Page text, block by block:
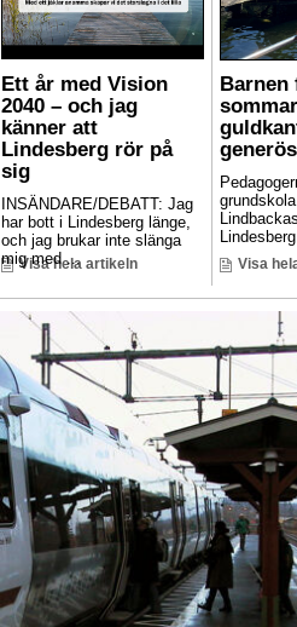
Ett år med Vision
2040 – och jag
känner att
Lindesberg rör på
sig
INSÄNDARE/DEBATT: Jag
har bott i Lindesberg länge,
och jag brukar inte slänga
mig med ...
Visa hela artikeln
Barnen
Visa